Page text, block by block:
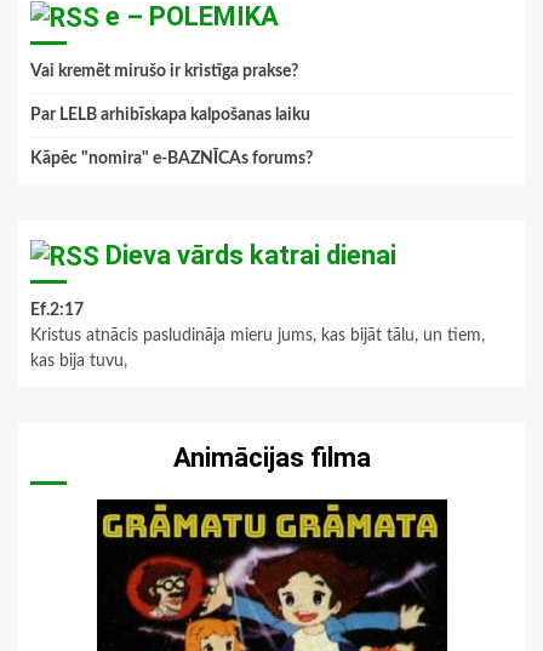
e – POLEMIKA
Vai kremēt mirušo ir kristīga prakse?
Par LELB arhibīskapa kalpošanas laiku
Kāpēc "nomira" e-BAZNĪCAs forums?
Dieva vārds katrai dienai
Ef.2:17
Kristus atnācis pasludināja mieru jums, kas bijāt tālu, un tiem,
kas bija tuvu,
Animācijas filma